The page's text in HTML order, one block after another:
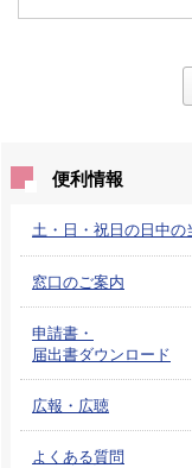
便利情報
土・日・祝日の日中の
窓口のご案内
申請書・
届出書ダウンロード
広報・広聴
よくある質問